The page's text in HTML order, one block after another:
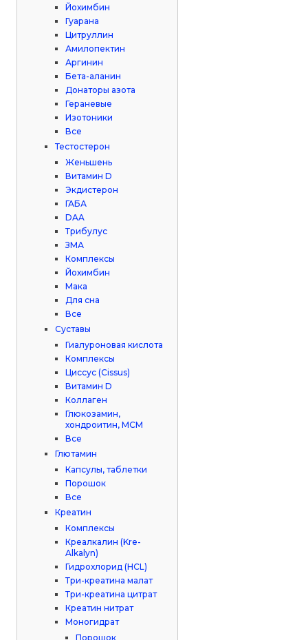
Йохимбин
Гуарана
Цитруллин
Амилопектин
Аргинин
Бета-аланин
Донаторы азота
Гераневые
Изотоники
Все
Тестостерон
Женьшень
Витамин D
Экдистерон
ГАБА
DAA
Трибулус
ЗМА
Комплексы
Йохимбин
Мака
Для сна
Все
Суставы
Гиалуроновая кислота
Комплексы
Циссус (Cissus)
Витамин D
Коллаген
Глюкозамин,
хондроитин, МСМ
Все
Глютамин
Капсулы, таблетки
Порошок
Все
Креатин
Комплексы
Креалкалин (Kre-
Alkalyn)
Гидрохлорид (HCL)
Три-креатина малат
Три-креатина цитрат
Креатин нитрат
Моногидрат
Порошок